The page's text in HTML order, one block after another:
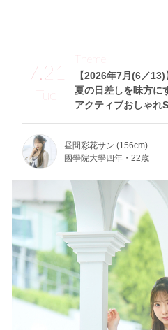
7.21
Tue
【2026年7月(6／13)
夏の日差しを味方に
アクティブおしゃれ
Theme
昼間彩花サン (156cm)
國學院大學四年・22歳